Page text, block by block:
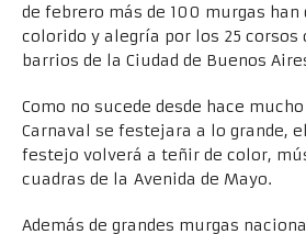
de febrero más de 100 murgas han
colorido y alegría por los 25 corsos
barrios de la Ciudad de Buenos
Como no sucede desde hace
Carnaval se festejara a lo grande,
festejo volverá a teñir de color,
cuadras de la Avenida de Mayo.
Además de grandes murgas